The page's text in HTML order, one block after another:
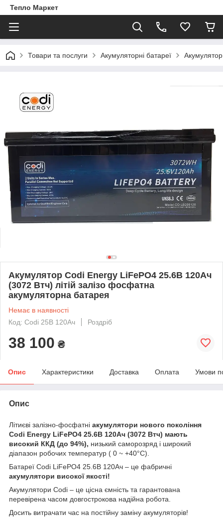
Тепло Маркет
Товари та послуги Акумуляторні батареї
Акумулятор Codi Energy LiFePO4 25.6В 120Ач
(3072 Втч) літій залізо фосфатна
акумуляторна батарея
Немає в наявності
Код: Codi 25В 120Ач
Роздріб
38 100 ₴
Опис Характеристики Доставка Оплата Умови
Опис
Літиєві залізно-фосфатні акумулятори нового покоління
Codi Energy LiFePO4 25.6В 120Ач (3072 Втч) мають
високий ККД (до 94%), низький саморозряд і широкий
діапазон робочих температур ( 0 ~ +40°C).
Батареї Codi LiFePO4 25.6В 120Ач – це фабричні
акумулятори високої якості!
Акумулятори Codi – це цісна ємність та гарантована
перевірена часом довгострокова надійна робота.
Досить витрачати час на постійну заміну акумуляторів!